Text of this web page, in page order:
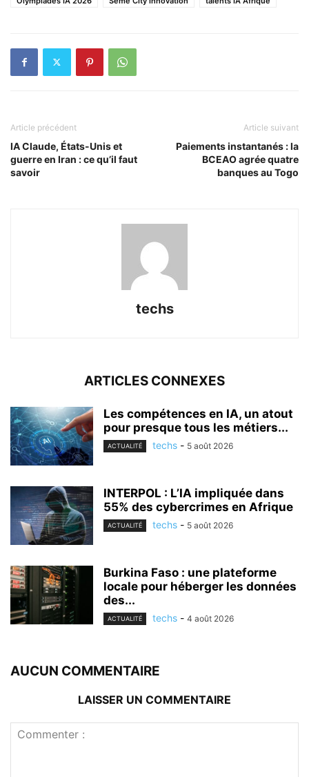
Article précédent
IA Claude, États-Unis et
guerre en Iran : ce qu’il faut
savoir
Article suivant
Paiements instantanés : la
BCEAO agrée quatre
banques au Togo
techs
ARTICLES CONNEXES
Les compétences en IA, un atout
pour presque tous les métiers...
ACTUALITÉ techs - 5 août 2026
INTERPOL : L’IA impliquée dans
55% des cybercrimes en Afrique
ACTUALITÉ techs - 5 août 2026
Burkina Faso : une plateforme
locale pour héberger les données
des...
ACTUALITÉ techs - 4 août 2026
AUCUN COMMENTAIRE
LAISSER UN COMMENTAIRE